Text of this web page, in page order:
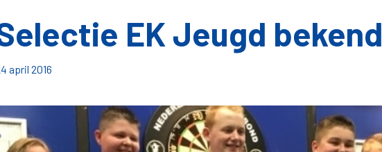
EK Jeugd bekend
april 2016